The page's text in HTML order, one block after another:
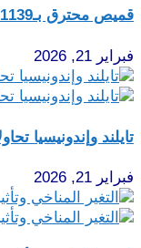
قميص محترق بـ1139 دولارا.. هل تفقد الموضة عقلها؟
فبراير 21, 2026
تايلند وإندونيسيا
فبراير 21, 2026